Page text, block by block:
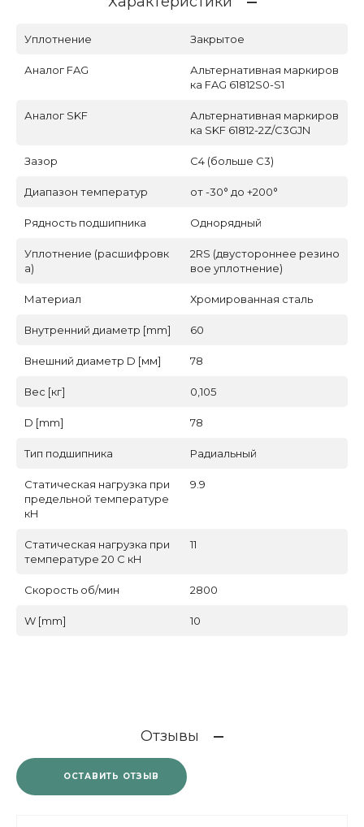
Уплотнение Закрытое
Аналог FAG
Альтернативная маркиров
ка FAG 61812S0-S1
Аналог SKF
Альтернативная маркиров
ка SKF 61812-2Z/C3GJN
Зазор C4 (больше С3)
Диапазон температур от -30° до +200°
Рядность подшипника Однорядный
Уплотнение (расшифровк
а)
2RS (двустороннее резино
вое уплотнение)
Материал Хромированная сталь
Внутренний диаметр [mm] 60
Внешний диаметр D [мм] 78
Вес [кг] 0,105
D [mm] 78
Тип подшипника Радиальный
Статическая нагрузка при
предельной температуре
кН
9.9
Статическая нагрузка при
температуре 20 С кН
11
Скорость об/мин 2800
W [mm] 10
Отзывы
ОСТАВИТЬ ОТЗЫВ